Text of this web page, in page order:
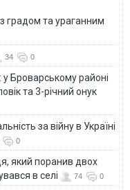
градом та ураганним
34 0
Броварському районі
та 3-річний онук
за війну в Україні
0
який поранив двох
в селі
74 0